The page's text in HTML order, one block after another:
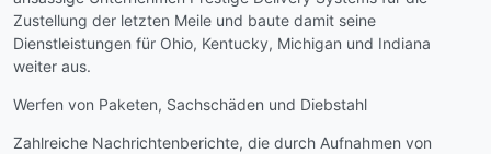
Zustellung der letzten Meile und baute damit seine
Dienstleistungen für Ohio, Kentucky, Michigan und Indiana
weiter aus.
Werfen von Paketen, Sachschäden und Diebstahl
Zahlreiche Nachrichtenberichte, die durch Aufnahmen von